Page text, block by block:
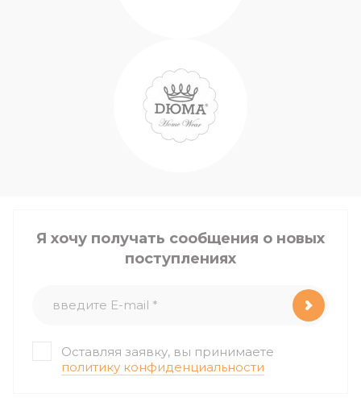
Я хочу получать сообщения о новых
поступлениях
Оставляя заявку, вы принимаете
политику конфиденциальности